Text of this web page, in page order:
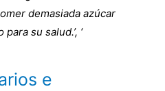
demasiada azúcar
su salud.’, ‘
e